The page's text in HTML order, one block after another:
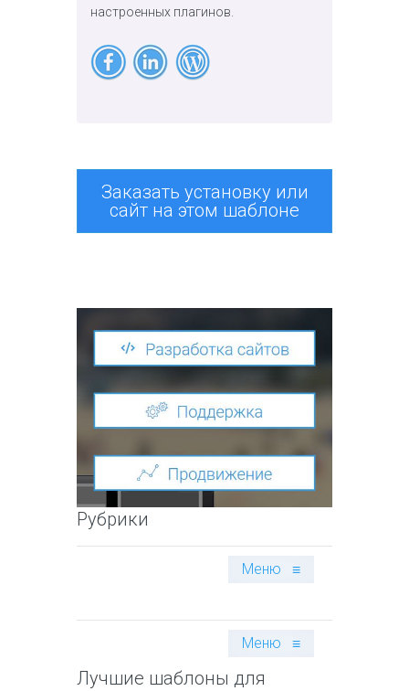
настроенных плагинов.
Заказать установку или
сайт на этом шаблоне
Рубрики
Меню ≡
Меню ≡
Лучшие шаблоны для